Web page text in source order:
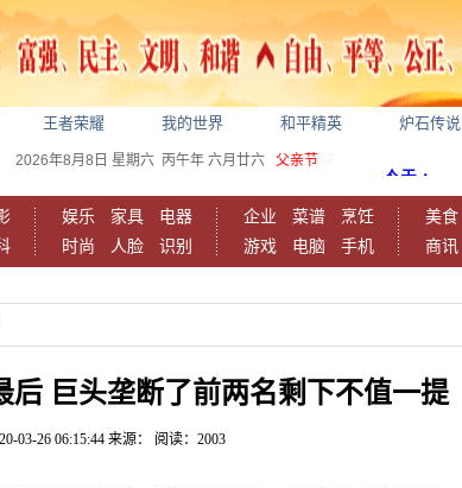
王者荣耀 我的世界 和平精英 炉石传说
2026年8月8日 星期六 丙午年 六月廿六 父亲节
娱乐 家具
电器
时尚
人脸 识别
企业 菜谱
烹饪
游戏
电脑 手机
美食
商讯
后 巨头垄断了前两名剩下不值一提
03-26 06:15:44 来源： 阅读：2003